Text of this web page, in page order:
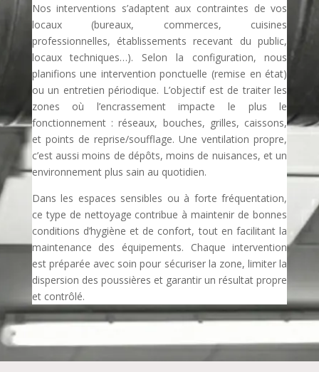
Nos interventions s’adaptent aux contraintes de vos
locaux (bureaux, commerces, cuisines
professionnelles, établissements recevant du public,
locaux techniques…). Selon la configuration, nous
planifions une intervention ponctuelle (remise en état)
ou un entretien périodique. L’objectif est de traiter les
zones où l’encrassement impacte le plus le
fonctionnement : réseaux, bouches, grilles, caissons,
et points de reprise/soufflage. Une ventilation propre,
c’est aussi moins de dépôts, moins de nuisances, et un
environnement plus sain au quotidien.
Dans les espaces sensibles ou à forte fréquentation,
ce type de nettoyage contribue à maintenir de bonnes
conditions d’hygiène et de confort, tout en facilitant la
maintenance des équipements. Chaque intervention
est préparée avec soin pour sécuriser la zone, limiter la
dispersion des poussières et garantir un résultat propre
et contrôlé.